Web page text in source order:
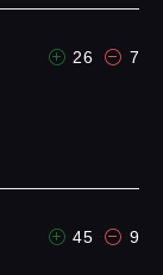
26 7
45 9